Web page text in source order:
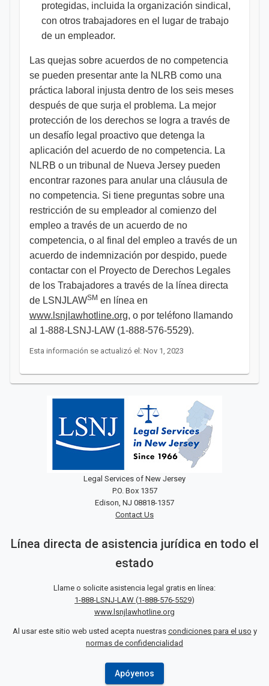
protegidas, incluida la organización sindical,
con otros trabajadores en el lugar de trabajo
de un empleador.
Las quejas sobre acuerdos de no competencia
se pueden presentar ante la NLRB como una
práctica laboral injusta dentro de los seis meses
después de que surja el problema. La mejor
protección de los derechos se logra a través de
un desafío legal proactivo que detenga la
aplicación del acuerdo de no competencia. La
NLRB o un tribunal de Nueva Jersey pueden
encontrar razones para anular una cláusula de
no competencia. Si tiene preguntas sobre una
restricción de su empleador al comienzo del
empleo a través de un acuerdo de no
competencia, o al final del empleo a través de un
acuerdo de indemnización por despido, puede
contactar con el Proyecto de Derechos Legales
de los Trabajadores a través de la línea directa
de LSNJLAWSM en línea en
www.lsnjlawhotline.org, o por teléfono llamando
al 1-888-LSNJ-LAW (1-888-576-5529).
Esta información se actualizó el: Nov 1, 2023
Legal Services of New Jersey
P.O. Box 1357
Edison, NJ 08818-1357
Contact Us
Línea directa de asistencia jurídica en todo el
estado
Llame o solicite asistencia legal gratis en línea:
1-888-LSNJ-LAW (1-888-576-5529)
www.lsnjlawhotline.org
Al usar este sitio web usted acepta nuestras condiciones para el uso y
normas de confidencialidad
Apóyenos